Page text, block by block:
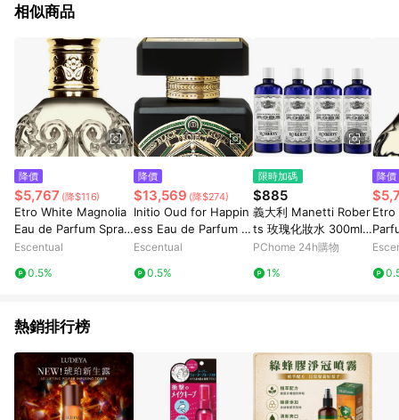
品、票券、訂閱方案、PChome儲值商品、企業專區/企業採購、
值點數、點數/禮物卡 [2025/2/16起適用] - 票券全品項
[2026/6/2起適用] 《5》回饋點數的計算將會排除【訂單活動折
扣 (含折價券折扣)】、【P幣扣抵】、【現金積點扣抵】及【訂單
運費】等金額。 《6》符合LINE POINTS回饋資格之訂單將於商
家訂單頁面標示「LINE回饋」，若無此標示則 不符合回饋LINE
POINTS點數資格亦不得使用點數紅包 。 《7》LINE購物設有
「單一商品最高回饋點數」機制 (特殊活動時開放「回饋無上
當下LINE購物所設定的回饋機制為準。 《8》LINE購物為購物資
訊整合性平台，商品資料更新會有時間差，如顯示之商品規格、
顏色、價位、贈品與PChome 24h購物銷售網頁不符，以銷售網
頁標示為準！
相似商品
降價
$5,767 (降$116)
Etro White Magnolia
Eau de Parfum Spray
100ml
Escentual
0.5%
降價
$13,569 (降$274)
Initio Oud for Happin
ess Eau de Parfum S
pray 90ml
Escentual
0.5%
限時加碼
$885
義大利 Manetti Rober
ts 玫瑰化妝水 300ml *
4
PChome 24h購物
1%
降價
Etro
熱銷排行榜